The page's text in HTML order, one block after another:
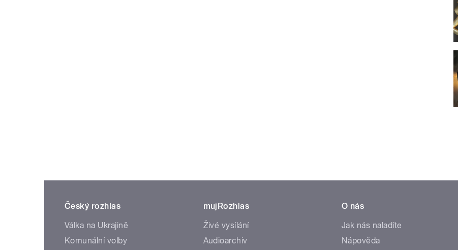
Český rozhlas
Válka na Ukrajině
Komunální volby
mujRozhlas
Živé vysílání
Audioarchiv
O nás
Jak nás naladíte
Nápověda